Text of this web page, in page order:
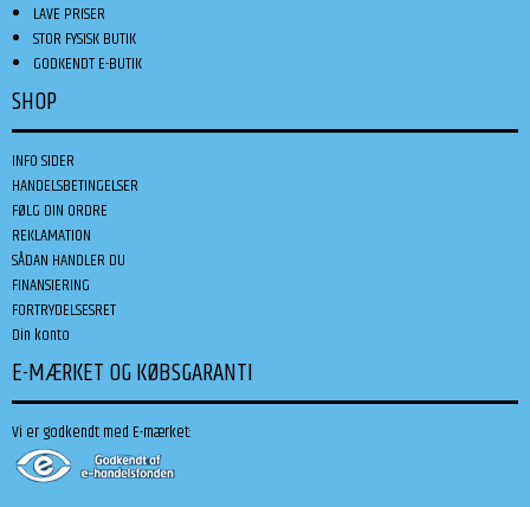
LAVE PRISER
STOR FYSISK BUTIK
GODKENDT E-BUTIK
SHOP
INFO SIDER
HANDELSBETINGELSER
FØLG DIN ORDRE
REKLAMATION
SÅDAN HANDLER DU
FINANSIERING
FORTRYDELSESRET
Din konto
E-MÆRKET OG KØBSGARANTI
Vi er godkendt med E-mærket: